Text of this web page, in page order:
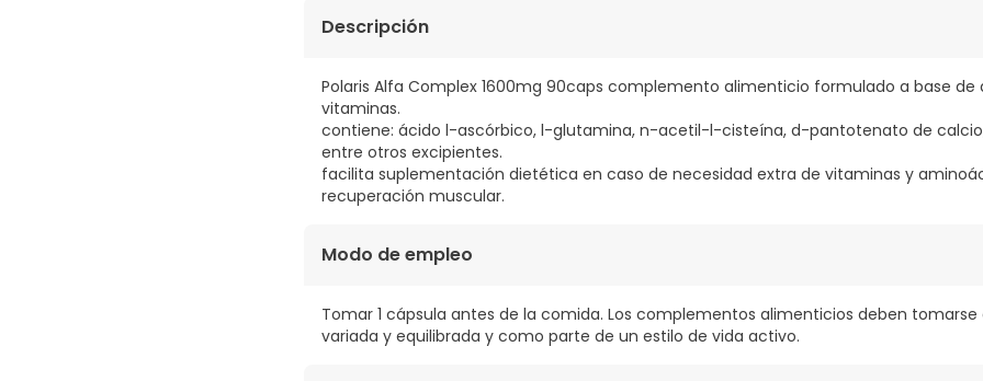
Descripción
Polaris Alfa Complex 1600mg 90caps complemento alimenticio formulado a base de
vitaminas.
contiene: ácido l-ascórbico, l-glutamina, n-acetil-l-cisteína, d-pantotenato de
entre otros excipientes.
facilita suplementación dietética en caso de necesidad extra de vitaminas y
recuperación muscular.
Modo de empleo
Tomar 1 cápsula antes de la comida. Los complementos alimenticios deben
variada y equilibrada y como parte de un estilo de vida activo.